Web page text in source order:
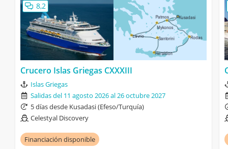
8,2
Crucero Islas Griegas CXXXIII
Islas Griegas
Salidas del 11 agosto 2026 al 26 octubre 2027
5 días desde Kusadasi (Efeso/Turquía)
Celestyal Discovery
Financiación disponible